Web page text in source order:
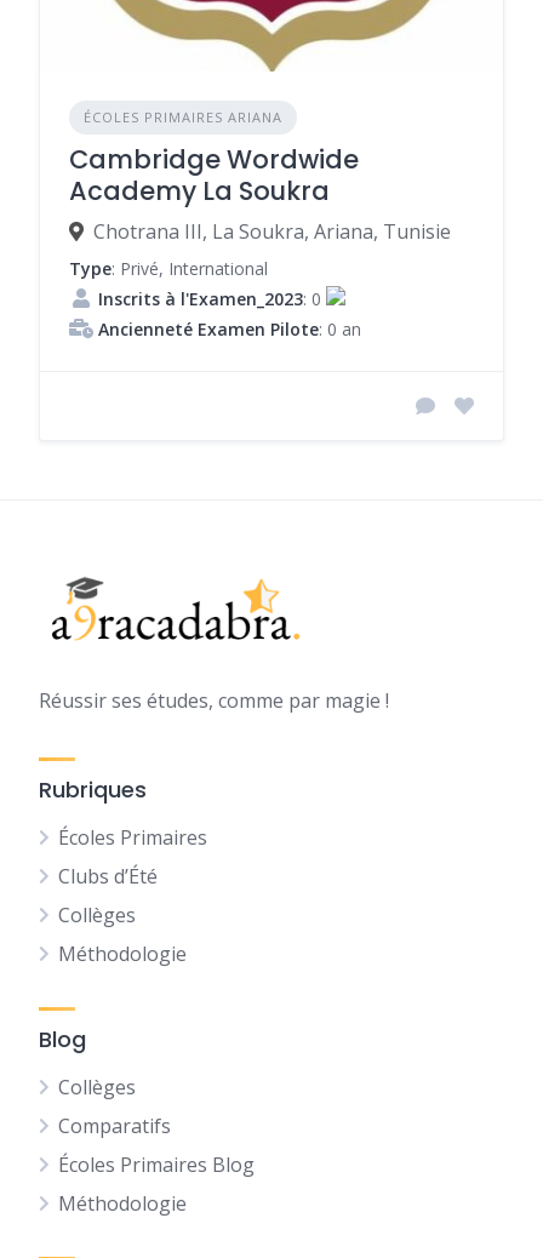
ÉCOLES PRIMAIRES ARIANA
Cambridge Wordwide
Academy La Soukra
Chotrana III, La Soukra, Ariana, Tunisie
Type: Privé, International
Inscrits à l'Examen_2023: 0
Ancienneté Examen Pilote: 0 an
Réussir ses études, comme par magie !
Rubriques
Écoles Primaires
Clubs d’Été
Collèges
Méthodologie
Blog
Collèges
Comparatifs
Écoles Primaires Blog
Méthodologie